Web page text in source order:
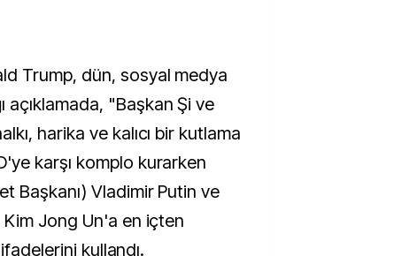
Trump, dün, sosyal medya
açıklamada, "Başkan Şi ve
harika ve kalıcı bir kutlama
karşı komplo kurarken
Başkanı) Vladimir Putin ve
Kim Jong Un'a en içten
kullandı.